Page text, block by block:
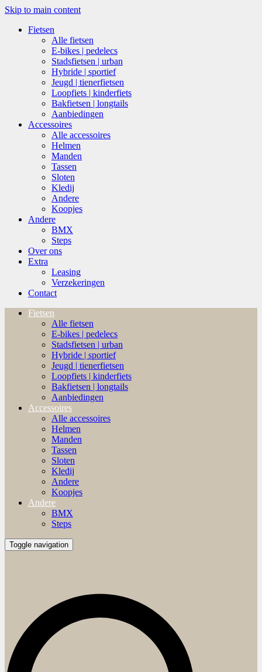
Skip to main content
Fietsen
Alle fietsen
E-bikes | pedelecs
Stadsfietsen | urban
Hybride | sportief
Jeugd | tienerfietsen
Loopfiets | kinderfiets
Bakfietsen | longtails
Aanbiedingen
Accessoires
Alle accessoires
Helmen
Manden
Tassen
Sloten
Kledij
Andere
Koopjes
Andere
BMX
Steps
Over ons
Extra
Leasing
Verzekeringen
Contact
Fietsen
Alle fietsen
E-bikes | pedelecs
Stadsfietsen | urban
Hybride | sportief
Jeugd | tienerfietsen
Loopfiets | kinderfiets
Bakfietsen | longtails
Aanbiedingen
Accessoires
Alle accessoires
Helmen
Manden
Tassen
Sloten
Kledij
Andere
Koopjes
Andere
BMX
Steps
Toggle navigation